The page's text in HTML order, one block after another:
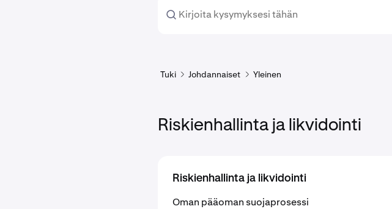
Tuki Johdannaiset Yleinen
Riskienhallinta ja likvidointi
Riskienhallinta ja likvidointi
Oman pääoman suojaprosessi